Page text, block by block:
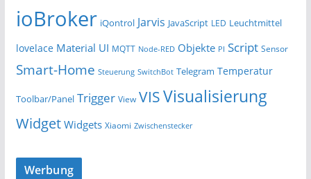
ioBroker iQontrol Jarvis JavaScript LED Leuchtmittel
lovelace Material UI MQTT Node-RED Objekte PI Script Sensor
Smart-Home Steuerung SwitchBot Telegram Temperatur
Toolbar/Panel Trigger View VISVisualisierung
Widget Widgets Xiaomi Zwischenstecker
Werbung